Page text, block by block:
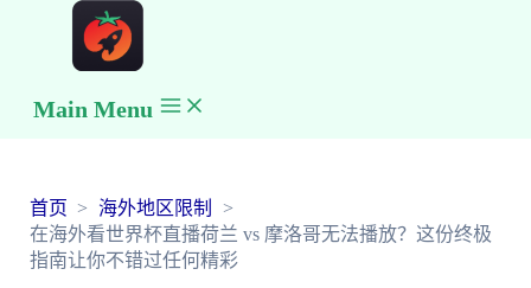
Main Menu
首页
海外地区限制
在海外看世界杯直播荷兰 vs 摩洛哥无法播放？这份终极
指南让你不错过任何精彩